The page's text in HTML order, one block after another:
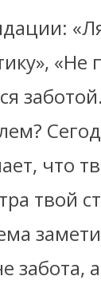
«Не
что
твой
забота,